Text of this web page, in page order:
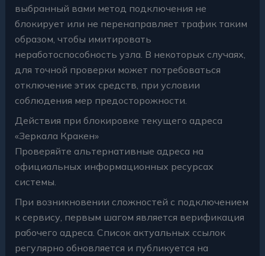
выбранный вами метод подключения не
блокирует или не перенаправляет трафик таким
образом, чтобы имитировать
неработоспособность узла. В некоторых случаях,
для точной проверки может потребоваться
отключение этих средств, при условии
соблюдения мер предосторожности.
Действия при блокировке текущего адреса
«Зеркала Кракен»
Проверяйте альтернативные адреса на
официальных информационных ресурсах
системы.
При возникновении сложностей с подключением
к сервису, первым шагом является верификация
рабочего адреса. Список актуальных ссылок
регулярно обновляется и публикуется на